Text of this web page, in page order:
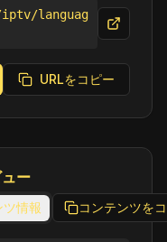
languag
URLをコピー
ー
ツ情報 コンテンツを